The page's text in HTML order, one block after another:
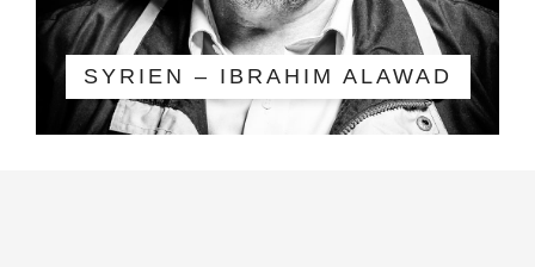
SYRIEN – IBRAHIM ALAWAD